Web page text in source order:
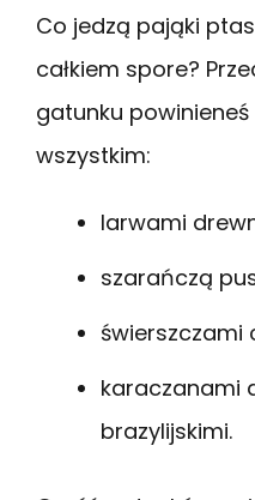
Co jedzą pająki
całkiem spore?
gatunku
wszystkim:
larwami
szarańczą
świerszczami
karaczanami
brazylijskimi.